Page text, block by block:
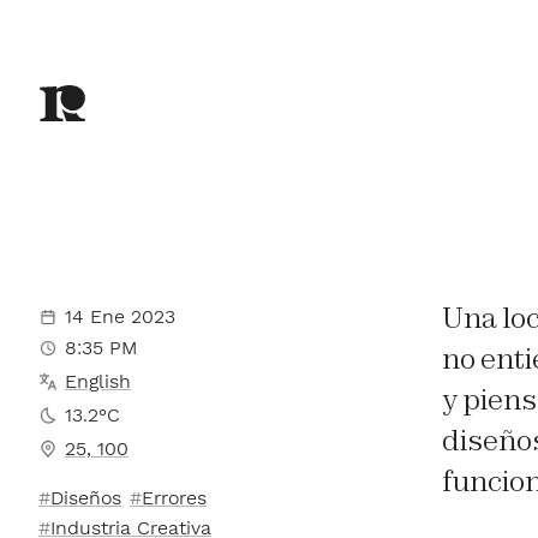
14 Ene 2023
Una
no
y
8:35 PM
English
13.2°C
25, 100
Diseños
Errores
Industria Creativa